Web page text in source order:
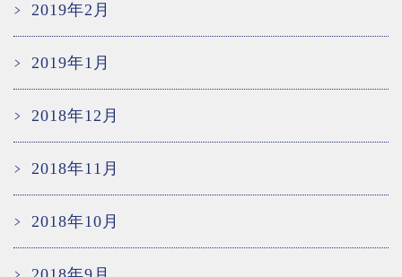
2019年2月
2019年1月
2018年12月
2018年11月
2018年10月